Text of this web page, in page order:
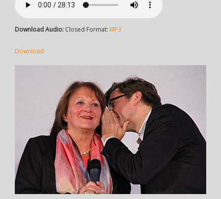
Download Audio: Closed Format: MP3
Download